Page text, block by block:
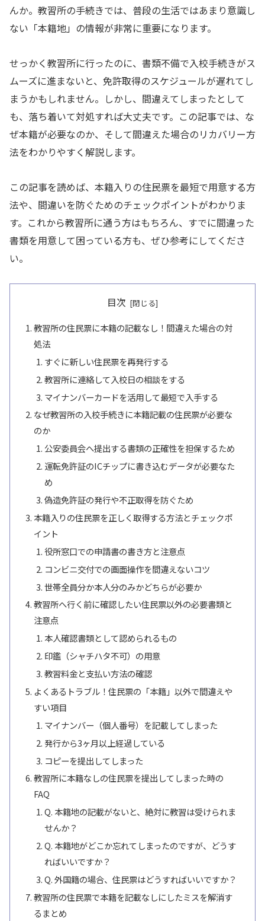
んか。教習所の手続きでは、普段の生活ではあまり意識し
ない「本籍地」の情報が非常に重要になります。
せっかく教習所に行ったのに、書類不備で入校手続きがス
ムーズに進まないと、免許取得のスケジュールが遅れてし
まうかもしれません。しかし、間違えてしまったとして
も、落ち着いて対処すれば大丈夫です。この記事では、な
ぜ本籍が必要なのか、そして間違えた場合のリカバリー方
法をわかりやすく解説します。
この記事を読めば、本籍入りの住民票を最短で用意する方
法や、間違いを防ぐためのチェックポイントがわかりま
す。これから教習所に通う方はもちろん、すでに間違った
書類を用意して困っている方も、ぜひ参考にしてくださ
い。
目次
教習所の住民票に本籍の記載なし！間違えた場合の対
処法
すぐに新しい住民票を再発行する
教習所に連絡して入校日の相談をする
マイナンバーカードを活用して最短で入手する
なぜ教習所の入校手続きに本籍記載の住民票が必要な
のか
公安委員会へ提出する書類の正確性を担保するため
運転免許証のICチップに書き込むデータが必要なた
め
偽造免許証の発行や不正取得を防ぐため
本籍入りの住民票を正しく取得する方法とチェックポ
イント
役所窓口での申請書の書き方と注意点
コンビニ交付での画面操作を間違えないコツ
世帯全員分か本人分のみかどちらが必要か
教習所へ行く前に確認したい住民票以外の必要書類と
注意点
本人確認書類として認められるもの
印鑑（シャチハタ不可）の用意
教習料金と支払い方法の確認
よくあるトラブル！住民票の「本籍」以外で間違えや
すい項目
マイナンバー（個人番号）を記載してしまった
発行から3ヶ月以上経過している
コピーを提出してしまった
教習所に本籍なしの住民票を提出してしまった時の
FAQ
Q. 本籍地の記載がないと、絶対に教習は受けられま
せんか？
Q. 本籍地がどこか忘れてしまったのですが、どうす
ればいいですか？
Q. 外国籍の場合、住民票はどうすればいいですか？
教習所の住民票で本籍を記載なしにしたミスを解消す
るまとめ